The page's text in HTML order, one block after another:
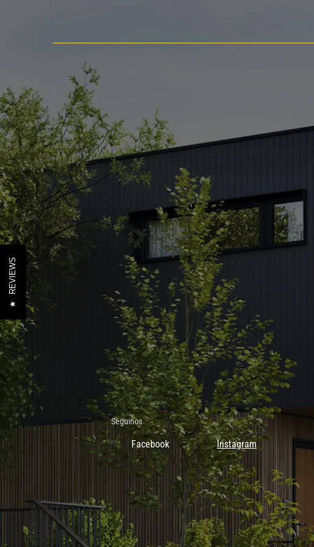
Seguinos
Facebook Instagram
★
REVIEWS